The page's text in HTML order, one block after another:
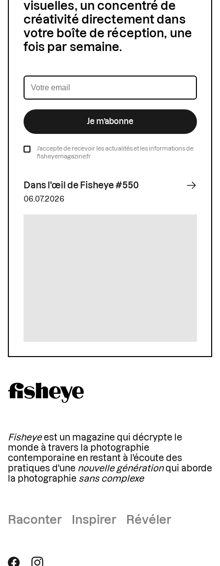
visuelles, un concentré de
créativité directement dans
votre boîte de réception, une
fois par semaine.
Je m’abonne
J’accepte de recevoir les actualités et les informations de
fisheyemagazine.fr
Dans l'œil de Fisheye #550
06.07.2026
Fisheyeest un magazine qui décrypte le
monde à travers la photographie
contemporaine en restant à l'écoute des
pratiques d'une nouvelle générationqui aborde
la photographie sans complexe
Raconter Inspirer Révéler